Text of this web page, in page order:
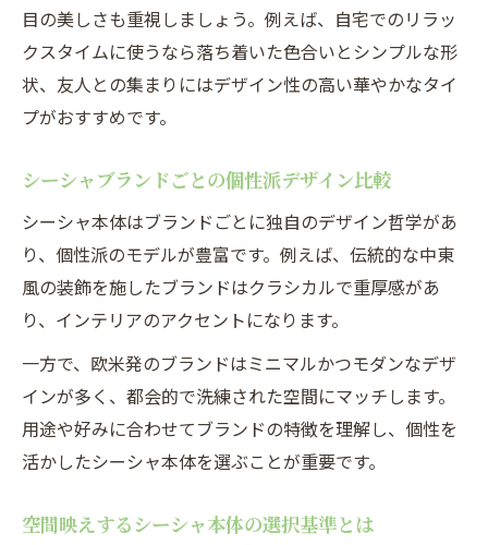
目の美しさも重視しましょう。例えば、自宅でのリラッ
クスタイムに使うなら落ち着いた色合いとシンプルな形
状、友人との集まりにはデザイン性の高い華やかなタイ
プがおすすめです。
シーシャブランドごとの個性派デザイン比較
シーシャ本体はブランドごとに独自のデザイン哲学があ
り、個性派のモデルが豊富です。例えば、伝統的な中東
風の装飾を施したブランドはクラシカルで重厚感があ
り、インテリアのアクセントになります。
一方で、欧米発のブランドはミニマルかつモダンなデザ
インが多く、都会的で洗練された空間にマッチします。
用途や好みに合わせてブランドの特徴を理解し、個性を
活かしたシーシャ本体を選ぶことが重要です。
空間映えするシーシャ本体の選択基準とは